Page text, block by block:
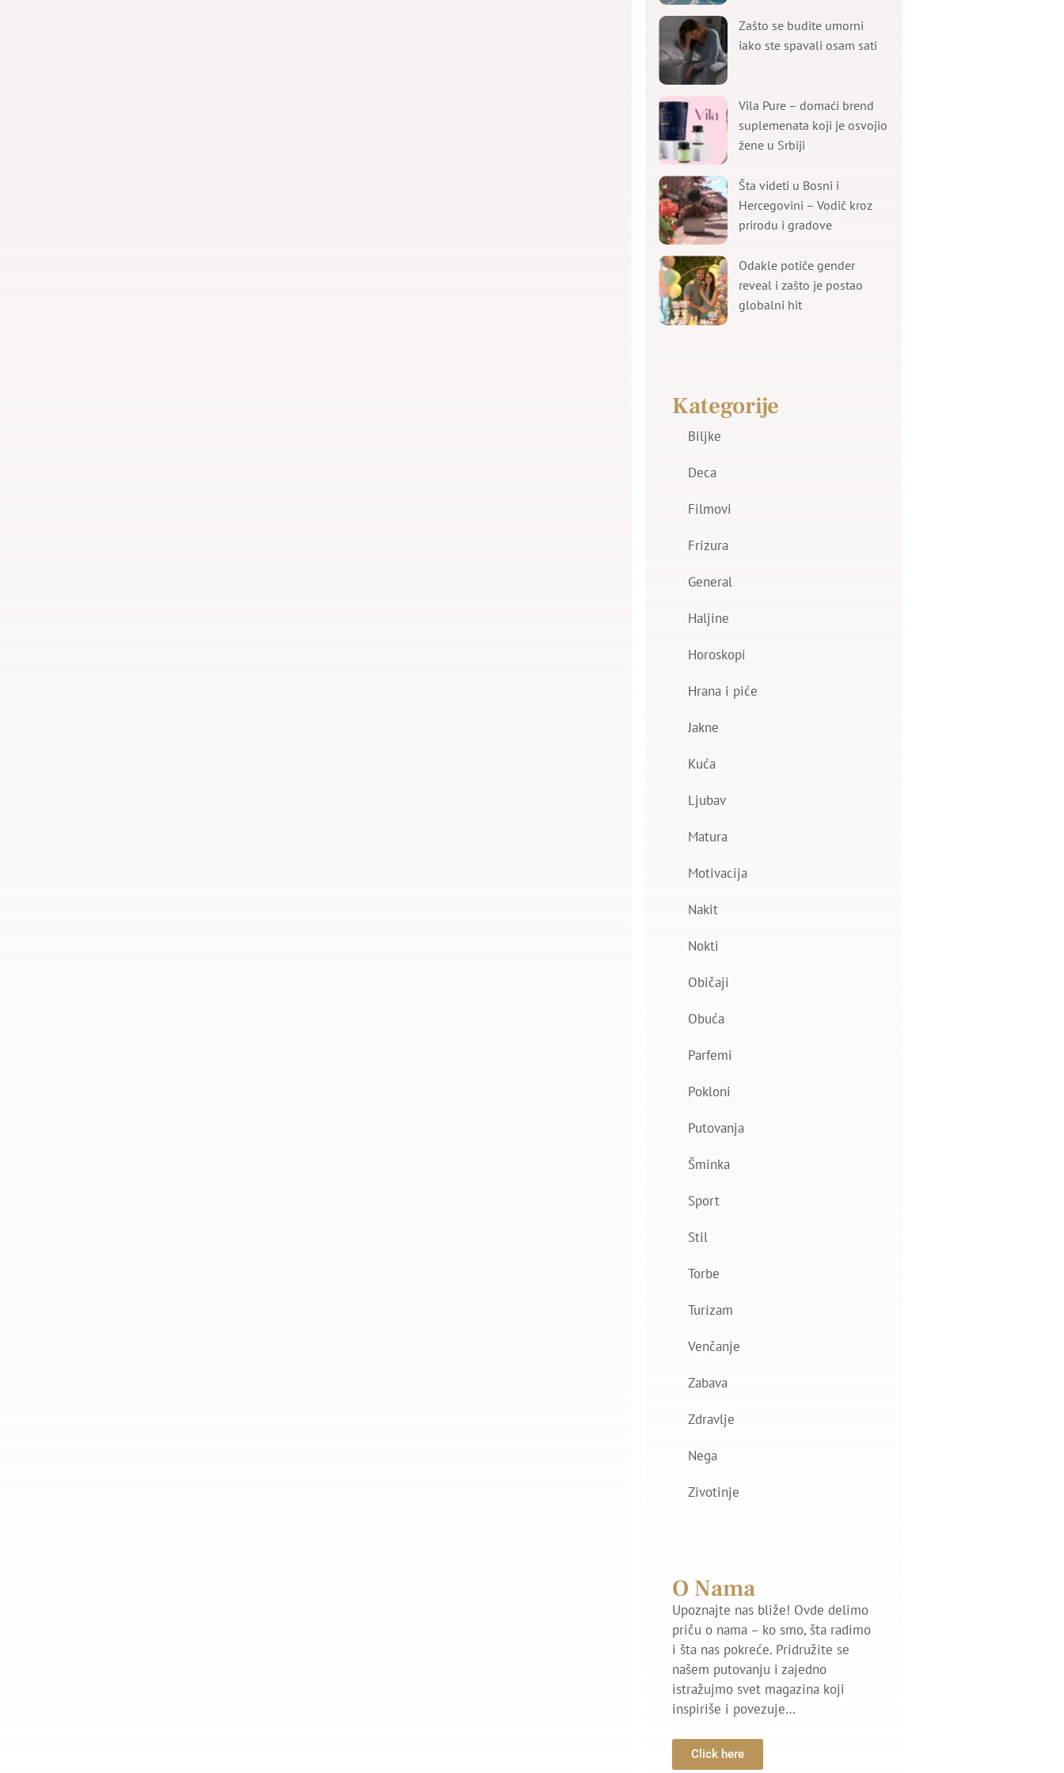
Zašto se budite umorni
iako ste spavali osam sati
Vila Pure – domaći brend
suplemenata koji je osvojio
žene u Srbiji
Šta videti u Bosni i
Hercegovini – Vodič kroz
prirodu i gradove
Odakle potiče gender
reveal i zašto je postao
globalni hit
Kategorije
Biljke
Deca
Filmovi
Frizura
General
Haljine
Horoskopi
Hrana i piće
Jakne
Kuća
Ljubav
Matura
Motivacija
Nakit
Nokti
Običaji
Obuća
Parfemi
Pokloni
Putovanja
Šminka
Sport
Stil
Torbe
Turizam
Venčanje
Zabava
Zdravlje
Nega
Zivotinje
O Nama
Upoznajte nas bliže! Ovde delimo
priču o nama – ko smo, šta radimo
i šta nas pokreće. Pridružite se
našem putovanju i zajedno
istražujmo svet magazina koji
inspiriše i povezuje…
Click here